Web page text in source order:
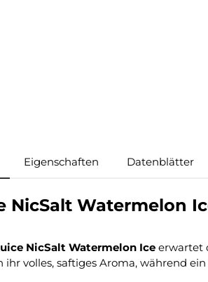
Eigenschaften Datenblätter
NicSalt Watermelon
NicSalt Watermelon Ice erwartet
volles, saftiges Aroma, während ein